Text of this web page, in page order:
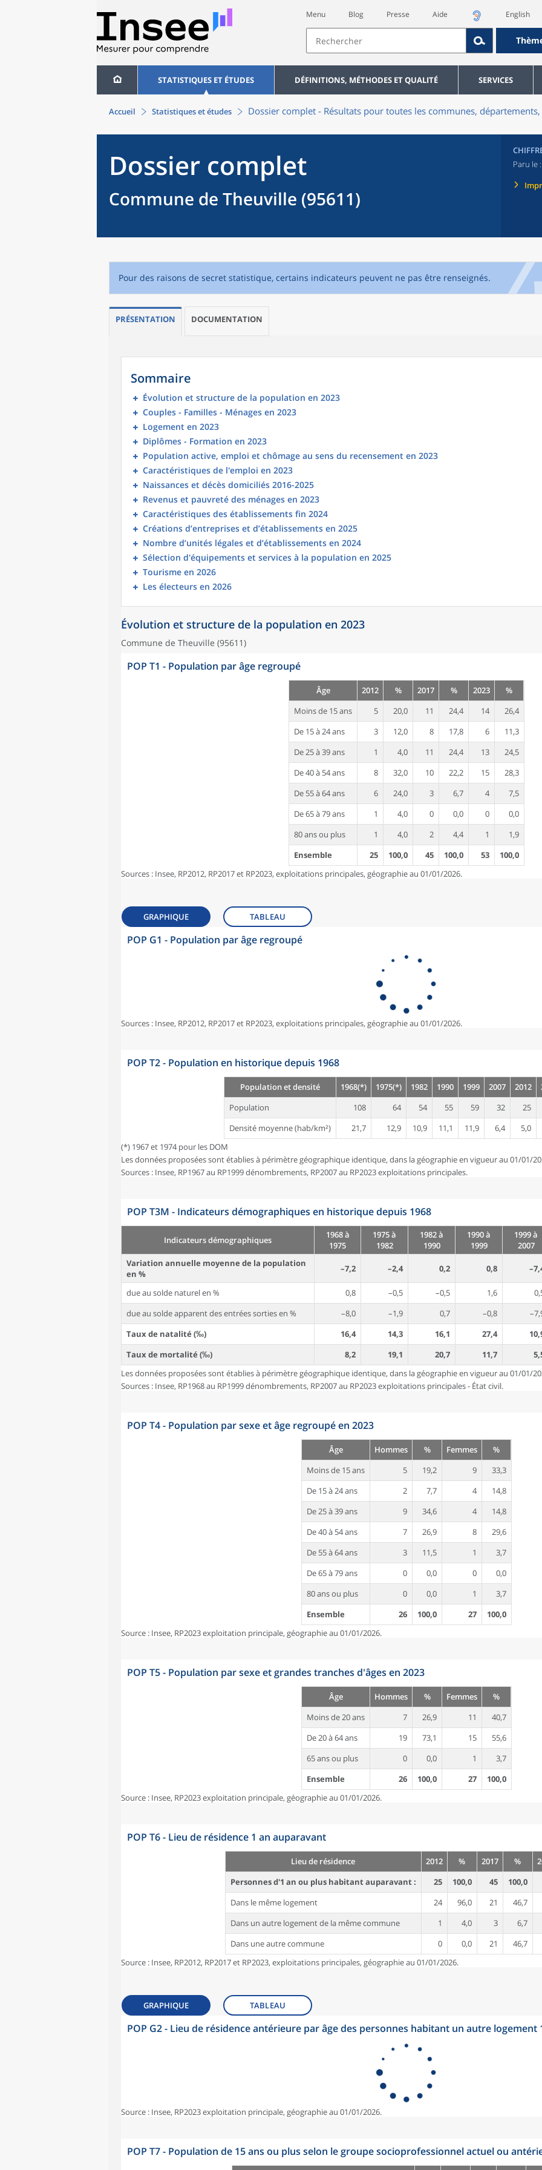
Menu Blog Presse Aide English
STATISTIQUES ET ÉTUDES DÉFINITIONS, MÉTHODES ET QUALITÉ SERVICES
Accueil Statistiques et études Dossier complet - Résultats pour toutes les communes,
Dossier complet
Commune de Theuville (95611)
Paru le
Pour des raisons de secret statistique, certains indicateurs peuvent ne pas être renseignés.
PRÉSENTATION DOCUMENTATION
Sommaire
Évolution et structure de la population en 2023
Couples - Familles - Ménages en 2023
Logement en 2023
Diplômes - Formation en 2023
Population active, emploi et chômage au sens du recensement en 2023
Caractéristiques de l'emploi en 2023
Naissances et décès domiciliés 2016-2025
Revenus et pauvreté des ménages en 2023
Caractéristiques des établissements fin 2024
Créations d’entreprises et d’établissements en 2025
Nombre d’unités légales et d’établissements en 2024
Sélection d'équipements et services à la population en 2025
Tourisme en 2026
Les électeurs en 2026
Évolution et structure de la population en 2023
Commune de Theuville (95611)
POP T1 - Population par âge regroupé
Âge 2012 % 2017 % 2023
%
Moins de 15 ans
5 20,0 11 24,4 14
26,4
De 15 à 24 ans
3 12,0 8 17,8 6
11,3
De 25 à 39 ans
1 4,0 11 24,4 13
24,5
De 40 à 54 ans
8 32,0 10 22,2 15
28,3
De 55 à 64 ans
6 24,0 3 6,7 4
7,5
De 65 à 79 ans
1 4,0 0 0,0 0
0,0
80 ans ou plus
1 4,0 2 4,4 1
1,9
Ensemble
25 100,0 45 100,0 53
100,0
Sources : Insee, RP2012, RP2017 et RP2023, exploitations principales, géographie au 01/01/2026.
GRAPHIQUE TABLEAU
POP G1 - Population par âge regroupé
Sources : Insee, RP2012, RP2017 et RP2023, exploitations principales, géographie au 01/01/2026.
POP T2 - Population en historique depuis 1968
Population et densité 1968(*) 1975(*) 1982 1990 1999 2007 2012
Population
108 64 54 55 59 32
25
Densité moyenne (hab/km²)
21,7 12,9 10,9 11,1 11,9 6,4
5,0
(*) 1967 et 1974 pour les DOM
Les données proposées sont établies à périmètre géographique identique, dans la géographie en vigueur au 01/01/
Sources : Insee, RP1967 au RP1999 dénombrements, RP2007 au RP2023 exploitations principales.
POP T3M - Indicateurs démographiques en historique depuis 1968
Indicateurs démographiques
1968 à
1975
1975 à
1982
1982 à
1990
1990 à
1999
1999 à
2007
Variation annuelle moyenne de la population
en %
–7,2 –2,4 0,2 0,8
due au solde naturel en % 0,8 –0,5 –0,5 1,6
due au solde apparent des entrées sorties en %
–8,0 –1,9 0,7 –0,8
Taux de natalité (‰)
16,4 14,3 16,1 27,4
Taux de mortalité (‰)
8,2 19,1 20,7 11,7
Les données proposées sont établies à périmètre géographique identique, dans la géographie en vigueur au 01/01/
Sources : Insee, RP1968 au RP1999 dénombrements, RP2007 au RP2023 exploitations principales - État civil.
POP T4 - Population par sexe et âge regroupé en 2023
Âge Hommes % Femmes
%
Moins de 15 ans
5 19,2 9
33,3
De 15 à 24 ans
2 7,7 4
14,8
De 25 à 39 ans
9 34,6 4
14,8
De 40 à 54 ans
7 26,9 8
29,6
De 55 à 64 ans
3 11,5 1
3,7
De 65 à 79 ans
0 0,0 0
0,0
80 ans ou plus
0 0,0 1
3,7
Ensemble
26 100,0 27
100,0
Source : Insee, RP2023 exploitation principale, géographie au 01/01/2026.
POP T5 - Population par sexe et grandes tranches d'âges en 2023
Âge Hommes % Femmes
%
Moins de 20 ans
7 26,9 11
40,7
De 20 à 64 ans
19 73,1 15
55,6
65 ans ou plus
0 0,0 1
3,7
Ensemble
26 100,0 27
100,0
Source : Insee, RP2023 exploitation principale, géographie au 01/01/2026.
POP T6 - Lieu de résidence 1 an auparavant
Lieu de résidence 2012 % 2017 %
Personnes d'1 an ou plus habitant auparavant :
25 100,0 45
100,0
Dans le même logement
24 96,0 21
46,7
Dans un autre logement de la même commune
1 4,0 3
6,7
Dans une autre commune
0 0,0 21
46,7
Source : Insee, RP2012, RP2017 et RP2023, exploitations principales, géographie au 01/01/2026.
GRAPHIQUE TABLEAU
POP G2 - Lieu de résidence antérieure par âge des personnes habitant un autre logement
Source : Insee, RP2023 exploitation principale, géographie au 01/01/2026.
POP T7 - Population de 15 ans ou plus selon le groupe socioprofessionnel actuel ou